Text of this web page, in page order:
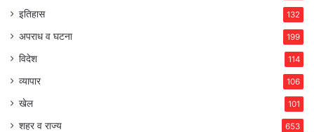
इतिहास 132
अपराध व घटना 199
विदेश 114
व्यापार 106
खेल 101
शहर व राज्य 653